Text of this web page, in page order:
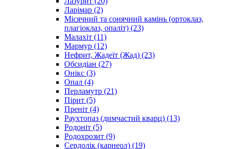
Ларімар (2)
Місячний та сонячний камінь (ортоклаз,
плагіоклаз, опаліт) (23)
Малахіт (11)
Мармур (12)
Нефрит, Жадеїт (Жад) (23)
Обсидіан (27)
Онікс (3)
Опал (4)
Перламутр (21)
Пірит (5)
Преніт (4)
Раухтопаз (димчастий кварц) (13)
Родоніт (5)
Родохрозит (9)
Сердолік (карнеол) (19)